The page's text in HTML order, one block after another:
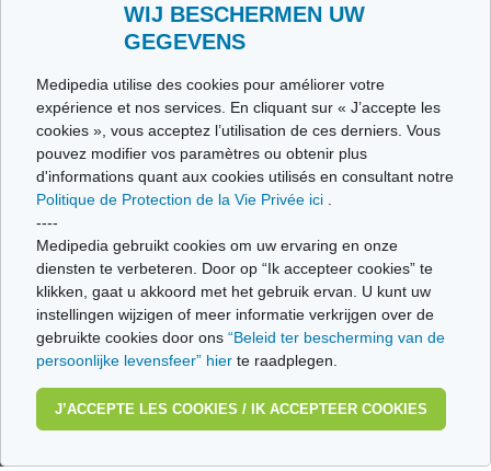
WIJ BESCHERMEN UW
GEGEVENS
Medipedia utilise des cookies pour améliorer votre
expérience et nos services. En cliquant sur « J’accepte les
cookies », vous acceptez l’utilisation de ces derniers. Vous
pouvez modifier vos paramètres ou obtenir plus
d'informations quant aux cookies utilisés en consultant notre
Politique de Protection de la Vie Privée ici
----
Medipedia gebruikt cookies om uw ervaring en onze
diensten te verbeteren. Door op “Ik accepteer cookies” te
klikken, gaat u akkoord met het gebruik ervan. U kunt uw
instellingen wijzigen of meer informatie verkrijgen over de
gebruikte cookies door ons “Beleid ter bescherming van de
persoonlijke levensfeer” hier te raadplegen.
J’ACCEPTE LES COOKIES / IK ACCEPTEER COOKIES
Ce site respecte les principes de la charte HON Code.
© Vivio sa, 2014-2026 - Tous droits réservés | Avenue Gustave Demeylaan 57 -
1160 Brussels